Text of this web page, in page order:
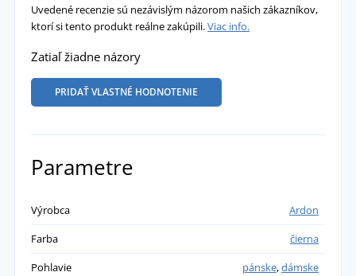
Uvedené recenzie sú nezávislým názorom našich zákazníkov,
ktorí si tento produkt reálne zakúpili.Viac info.
Zatiaľ žiadne názory
PRIDAŤ VLASTNÉ HODNOTENIE
Parametre
Výrobca
Ardon
Farba
čierna
Pohlavie
pánske,dámske